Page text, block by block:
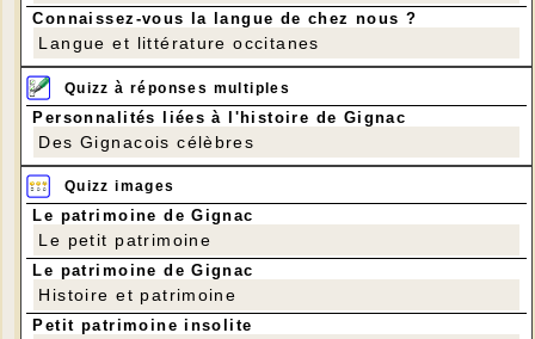
Connaissez-vous la langue de chez nous ?
Langue et littérature occitanes
Quizz à réponses multiples
Personnalités liées à l'histoire de Gignac
Des Gignacois célèbres
Quizz images
Le patrimoine de Gignac
Le petit patrimoine
Le patrimoine de Gignac
Histoire et patrimoine
Petit patrimoine insolite